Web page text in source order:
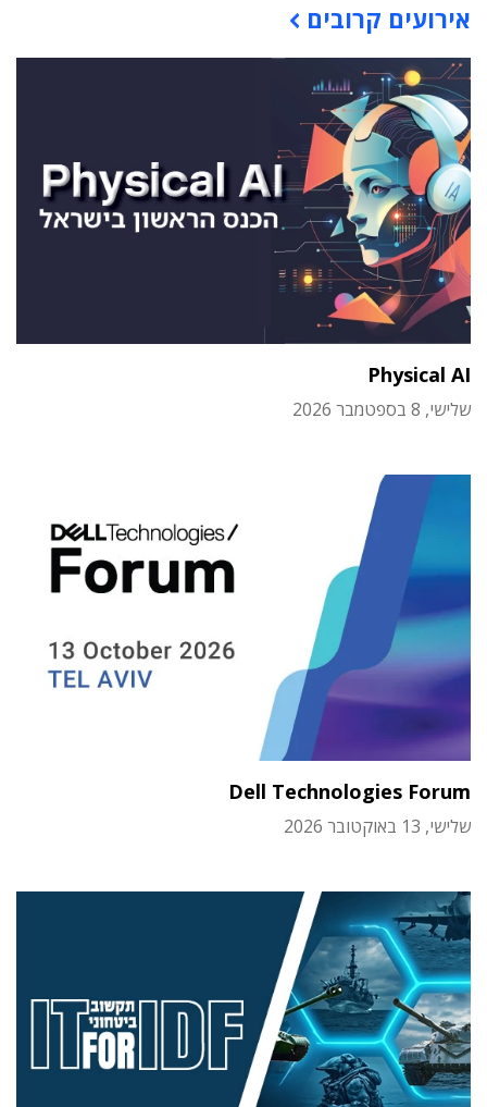
אירועים קרובים
Physical AI
שלישי, 8 בספטמבר 2026
Dell Technologies Forum
שלישי, 13 באוקטובר 2026